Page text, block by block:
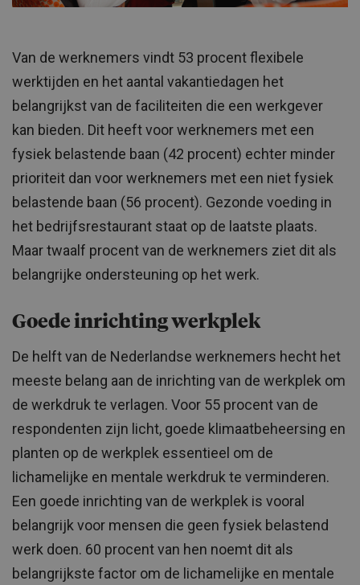
Van de werknemers vindt 53 procent flexibele
werktijden en het aantal vakantiedagen het
belangrijkst van de faciliteiten die een werkgever
kan bieden. Dit heeft voor werknemers met een
fysiek belastende baan (42 procent) echter minder
prioriteit dan voor werknemers met een niet fysiek
belastende baan (56 procent). Gezonde voeding in
het bedrijfsrestaurant staat op de laatste plaats.
Maar twaalf procent van de werknemers ziet dit als
belangrijke ondersteuning op het werk.
Goede inrichting werkplek
De helft van de Nederlandse werknemers hecht het
meeste belang aan de inrichting van de werkplek om
de werkdruk te verlagen. Voor 55 procent van de
respondenten zijn licht, goede klimaatbeheersing en
planten op de werkplek essentieel om de
lichamelijke en mentale werkdruk te verminderen.
Een goede inrichting van de werkplek is vooral
belangrijk voor mensen die geen fysiek belastend
werk doen. 60 procent van hen noemt dit als
belangrijkste factor om de lichamelijke en mentale